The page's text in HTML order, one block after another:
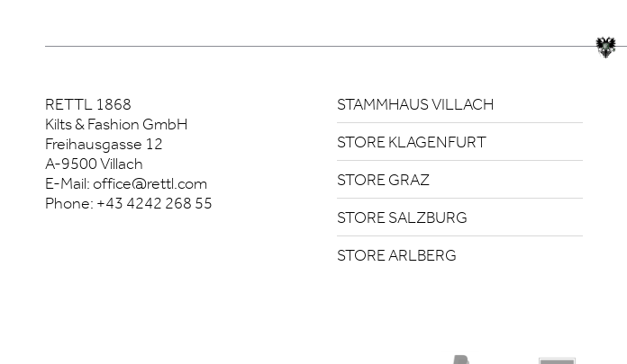
RETTL 1868
Kilts & Fashion GmbH
Freihausgasse 12
A-9500 Villach
E-Mail:office@rettl.com
Phone: +43 4242 268 55
STAMMHAUS VILLACH
STORE KLAGENFURT
STORE GRAZ
STORE SALZBURG
STORE ARLBERG